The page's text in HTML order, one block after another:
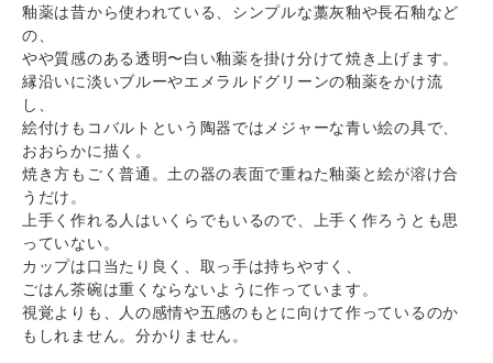
釉薬は昔から使われている、シンプルな藁灰釉や長石釉など
の、
やや質感のある透明〜白い釉薬を掛け分けて焼き上げます。
縁沿いに淡いブルーやエメラルドグリーンの釉薬をかけ流
し、
絵付けもコバルトという陶器ではメジャーな青い絵の具で、
おおらかに描く。
焼き方もごく普通。土の器の表面で重ねた釉薬と絵が溶け合
うだけ。
上手く作れる人はいくらでもいるので、上手く作ろうとも思
っていない。
カップは口当たり良く、取っ手は持ちやすく、
ごはん茶碗は重くならないように作っています。
視覚よりも、人の感情や五感のもとに向けて作っているのか
もしれません。分かりません。